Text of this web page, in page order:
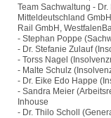
Team Sachwaltung -
Mitteldeutschland
Rail GmbH,
- Stephan Poppe
- Dr. Stefanie Zulauf
- Torss Nagel
- Malte Schulz
- Dr. Eike Edo Happe
- Sandra Meier
Inhouse
- Dr. Thilo Scholl